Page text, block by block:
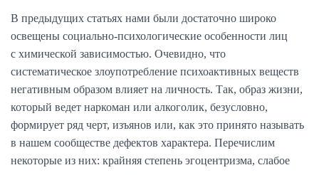
ю
В предыдущих статьях нами были достаточно широко
освещены социально-психологические особенности лиц
с химической зависимостью. Очевидно, что
систематическое злоупотребление психоактивных веществ
негативным образом влияет на личность. Так, образ жизни,
который ведет наркоман или алкоголик, безусловно,
формирует ряд черт, изъянов или, как это принято называть
в нашем сообществе дефектов характера. Перечислим
некоторые из них: крайняя степень эгоцентризма, слабое